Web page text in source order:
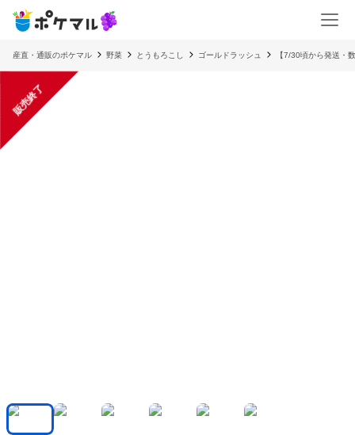
産直・通販のポケマル 野菜 とうもろこし ゴールドラッシュ 【7/30頃から発送・
販売終了